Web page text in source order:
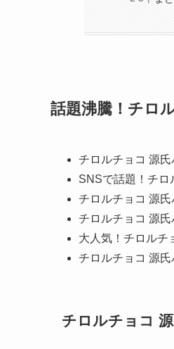
話題沸騰！チロ
チロルチョコ 源
SNSで話題！チロ
チロルチョコ 源
チロルチョコ 源氏
大人気！チロルチ
チロルチョコ 源
チロルチョコ